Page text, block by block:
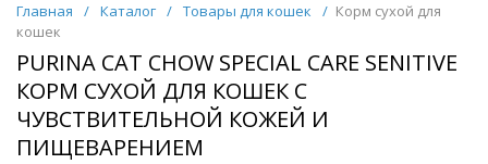
Главная / Каталог / Товары для кошек / Корм сухой для
кошек
PURINA CAT CHOW SPECIAL CARE SENITIVE
КОРМ СУХОЙ ДЛЯ КОШЕК С
ЧУВСТВИТЕЛЬНОЙ КОЖЕЙ И
ПИЩЕВАРЕНИЕМ